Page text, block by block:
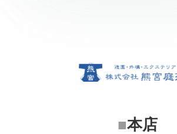
■本店